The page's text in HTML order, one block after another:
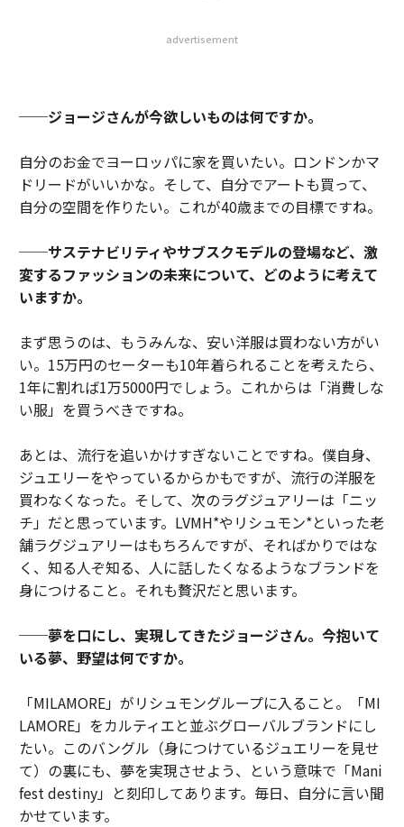
advertisement
──ジョージさんが今欲しいものは何ですか。
自分のお金でヨーロッパに家を買いたい。ロンドンかマ
ドリードがいいかな。そして、自分でアートも買って、
自分の空間を作りたい。これが40歳までの目標ですね。
──サステナビリティやサブスクモデルの登場など、激
変するファッションの未来について、どのように考えて
いますか。
まず思うのは、もうみんな、安い洋服は買わない方がい
い。15万円のセーターも10年着られることを考えたら、
1年に割れば1万5000円でしょう。これからは「消費しな
い服」を買うべきですね。
あとは、流行を追いかけすぎないことですね。僕自身、
ジュエリーをやっているからかもですが、流行の洋服を
買わなくなった。そして、次のラグジュアリーは「ニッ
チ」だと思っています。LVMH*やリシュモン*といった老
舗ラグジュアリーはもちろんですが、そればかりではな
く、知る人ぞ知る、人に話したくなるようなブランドを
身につけること。それも贅沢だと思います。
──夢を口にし、実現してきたジョージさん。今抱いて
いる夢、野望は何ですか。
「MILAMORE」がリシュモングループに入ること。「MI
LAMORE」をカルティエと並ぶグローバルブランドにし
たい。このバングル（身につけているジュエリーを見せ
て）の裏にも、夢を実現させよう、という意味で「Mani
fest destiny」と刻印してあります。毎日、自分に言い聞
かせています。